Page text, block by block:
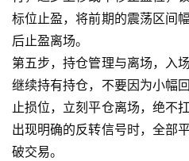
期
货
行
情
黄
金
期
标位止盈，将前期的震荡区间
后止盈离场。
第五步，持仓管理与离场，入
继续持有持仓，不要因为小幅
止损位，立刻平仓离场，绝不
出现明确的反转信号时，全部
破交易。